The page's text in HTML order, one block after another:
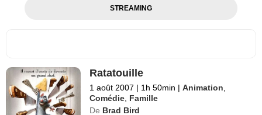
STREAMING
Ratatouille
1 août 2007 | 1h 50min | Animation
Comédie Famille
De Brad Bird